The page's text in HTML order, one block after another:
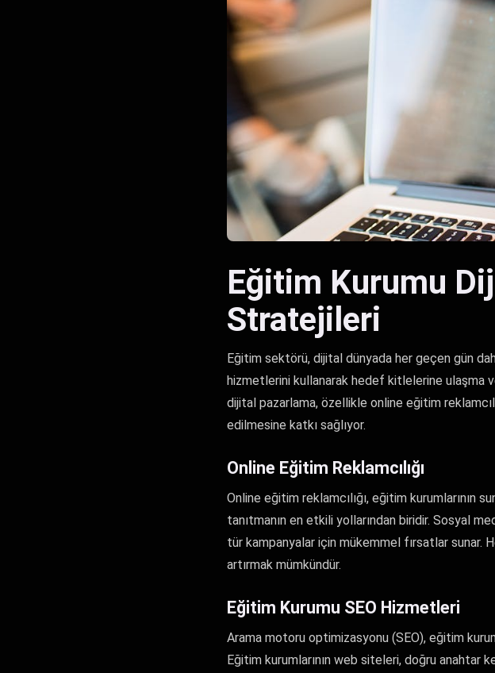
Eğitim Kurumu
Stratejileri
Eğitim sektörü, dijital dünyada her geçen gün
hizmetlerini kullanarak hedef kitlelerine ulaşma
dijital pazarlama, özellikle online eğitim
edilmesine katkı sağlıyor.
Online Eğitim Reklamcılığı
Online eğitim reklamcılığı, eğitim kurumlarının
tanıtmanın en etkili yollarından biridir. Sosyal
tür kampanyalar için mükemmel fırsatlar sunar.
artırmak mümkündür.
Eğitim Kurumu SEO Hizmetleri
Arama motoru optimizasyonu (SEO), eğitim
Eğitim kurumlarının web siteleri, doğru anahtar